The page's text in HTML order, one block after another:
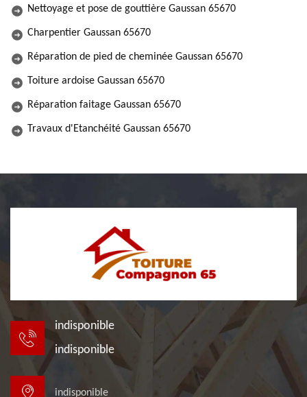
Nettoyage et pose de gouttière Gaussan 65670
Charpentier Gaussan 65670
Réparation de pied de cheminée Gaussan 65670
Toiture ardoise Gaussan 65670
Réparation faitage Gaussan 65670
Travaux d'Etanchéité Gaussan 65670
indisponible
indisponible
indisponible